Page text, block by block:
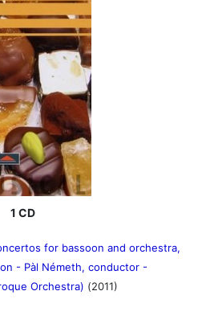
1 CD
for bassoon and orchestra,
- Pàl Németh, conductor -
Orchestra) (2011)